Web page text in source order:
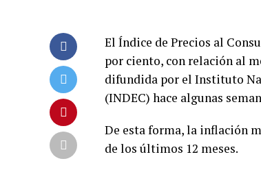
El Índice de Precios al
por ciento, con relación al
difundida por el Instituto
(INDEC) hace algunas
De esta forma, la inflación
de los últimos 12 meses.